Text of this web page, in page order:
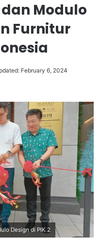
Modulo
Furnitur
February 6, 2024
Design di PIK 2